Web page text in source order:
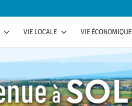
VIE LOCALE VIE ÉCONOMIQUE